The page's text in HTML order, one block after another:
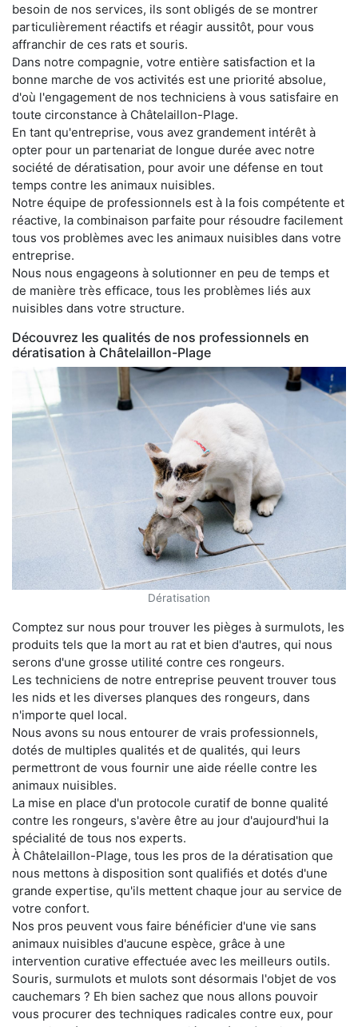
besoin de nos services, ils sont obligés de se montrer
particulièrement réactifs et réagir aussitôt, pour vous
affranchir de ces rats et souris.
Dans notre compagnie, votre entière satisfaction et la
bonne marche de vos activités est une priorité absolue,
d'où l'engagement de nos techniciens à vous satisfaire en
toute circonstance à Châtelaillon-Plage.
En tant qu'entreprise, vous avez grandement intérêt à
opter pour un partenariat de longue durée avec notre
société de dératisation, pour avoir une défense en tout
temps contre les animaux nuisibles.
Notre équipe de professionnels est à la fois compétente et
réactive, la combinaison parfaite pour résoudre facilement
tous vos problèmes avec les animaux nuisibles dans votre
entreprise.
Nous nous engageons à solutionner en peu de temps et
de manière très efficace, tous les problèmes liés aux
nuisibles dans votre structure.
Découvrez les qualités de nos professionnels en
dératisation à Châtelaillon-Plage
Dératisation
Comptez sur nous pour trouver les pièges à surmulots, les
produits tels que la mort au rat et bien d'autres, qui nous
serons d'une grosse utilité contre ces rongeurs.
Les techniciens de notre entreprise peuvent trouver tous
les nids et les diverses planques des rongeurs, dans
n'importe quel local.
Nous avons su nous entourer de vrais professionnels,
dotés de multiples qualités et de qualités, qui leurs
permettront de vous fournir une aide réelle contre les
animaux nuisibles.
La mise en place d'un protocole curatif de bonne qualité
contre les rongeurs, s'avère être au jour d'aujourd'hui la
spécialité de tous nos experts.
À Châtelaillon-Plage, tous les pros de la dératisation que
nous mettons à disposition sont qualifiés et dotés d'une
grande expertise, qu'ils mettent chaque jour au service de
votre confort.
Nos pros peuvent vous faire bénéficier d'une vie sans
animaux nuisibles d'aucune espèce, grâce à une
intervention curative effectuée avec les meilleurs outils.
Souris, surmulots et mulots sont désormais l'objet de vos
cauchemars ? Eh bien sachez que nous allons pouvoir
vous procurer des techniques radicales contre eux, pour